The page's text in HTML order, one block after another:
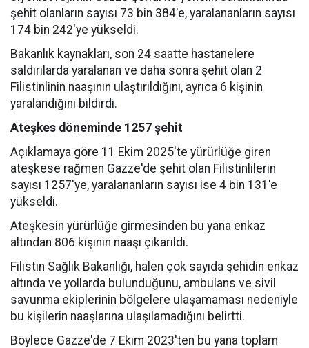
şehit olanların sayısı 73 bin 384'e, yaralananların sayısı
174 bin 242'ye yükseldi.
Bakanlık kaynakları, son 24 saatte hastanelere
saldırılarda yaralanan ve daha sonra şehit olan 2
Filistinlinin naaşının ulaştırıldığını, ayrıca 6 kişinin
yaralandığını bildirdi.
Ateşkes döneminde 1257 şehit
Açıklamaya göre 11 Ekim 2025'te yürürlüğe giren
ateşkese rağmen Gazze'de şehit olan Filistinlilerin
sayısı 1257'ye, yaralananların sayısı ise 4 bin 131'e
yükseldi.
Ateşkesin yürürlüğe girmesinden bu yana enkaz
altından 806 kişinin naaşı çıkarıldı.
Filistin Sağlık Bakanlığı, halen çok sayıda şehidin enkaz
altında ve yollarda bulunduğunu, ambulans ve sivil
savunma ekiplerinin bölgelere ulaşamaması nedeniyle
bu kişilerin naaşlarına ulaşılamadığını belirtti.
Böylece Gazze'de 7 Ekim 2023'ten bu yana toplam